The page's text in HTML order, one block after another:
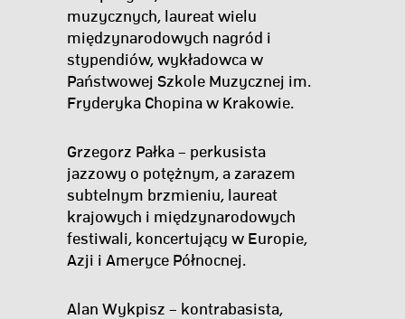
muzycznych, laureat wielu
międzynarodowych nagród i
stypendiów, wykładowca w
Państwowej Szkole Muzycznej im.
Fryderyka Chopina w Krakowie.
Grzegorz Pałka – perkusista
jazzowy o potężnym, a zarazem
subtelnym brzmieniu, laureat
krajowych i międzynarodowych
festiwali, koncertujący w Europie,
Azji i Ameryce Północnej.
Alan Wykpisz – kontrabasista,